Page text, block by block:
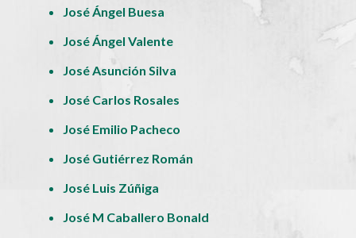
José Ángel Buesa
José Ángel Valente
José Asunción Silva
José Carlos Rosales
José Emilio Pacheco
José Gutiérrez Román
José Luis Zúñiga
José M Caballero Bonald